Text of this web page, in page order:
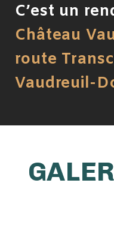
C’est un
Château
route
Vaudreuil-